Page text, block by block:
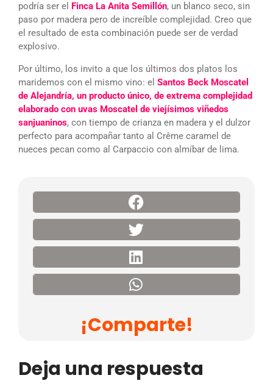
podría ser el
Finca La Anita Semillón, un blanco seco, sin
paso por madera pero de increíble complejidad. Creo que
el resultado de esta combinación puede ser de verdad
explosivo.
Por último, los invito a que los últimos dos platos los
maridemos con el mismo vino: el Santos Beck Moscatel
de Alejandría, un producto único, de extrema complejidad
elaborado con uvas Moscatel de viejísimos viñedos
sanjuaninos, con tiempo de crianza en madera y el dulzor
perfecto para acompañar tanto al Crême caramel de
nueces pecan como al Carpaccio con almíbar de lima.
¡Comparte!
Deja una respuesta